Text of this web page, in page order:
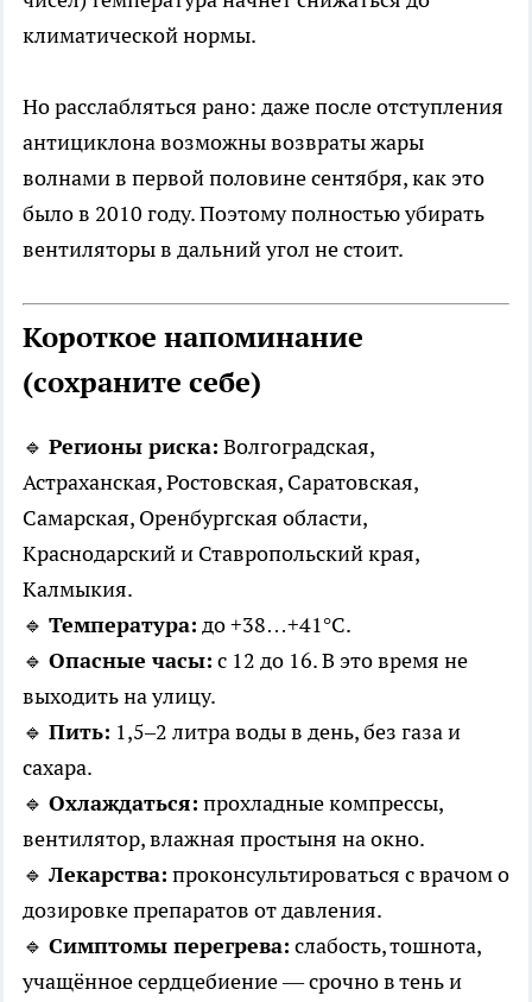
климатической нормы.
Но расслабляться рано: даже после отступления
антициклона возможны возвраты жары
волнами в первой половине сентября, как это
было в 2010 году. Поэтому полностью убирать
вентиляторы в дальний угол не стоит.
Короткое напоминание
(сохраните себе)
🔹 Регионы риска: Волгоградская,
Астраханская, Ростовская, Саратовская,
Самарская, Оренбургская области,
Краснодарский и Ставропольский края,
Калмыкия.
🔹 Температура: до +38…+41°C.
🔹 Опасные часы: с 12 до 16. В это время не
выходить на улицу.
🔹 Пить: 1,5–2 литра воды в день, без газа и
сахара.
🔹 Охлаждаться: прохладные компрессы,
вентилятор, влажная простыня на окно.
🔹 Лекарства: проконсультироваться с врачом о
дозировке препаратов от давления.
🔹 Симптомы перегрева: слабость, тошнота,
учащённое сердцебиение — срочно в тень и